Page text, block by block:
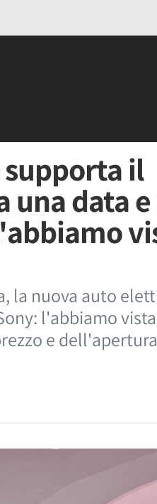
il
una data
la nuova auto
l'abbiamo
e